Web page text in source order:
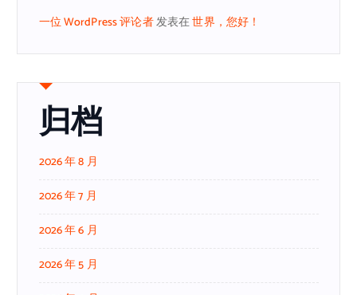
一位 WordPress 评论者发表在世界，您好！
归档
2026 年 8 月
2026 年 7 月
2026 年 6 月
2026 年 5 月